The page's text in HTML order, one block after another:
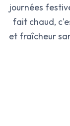
journées
fait chaud,
et fraîcheur